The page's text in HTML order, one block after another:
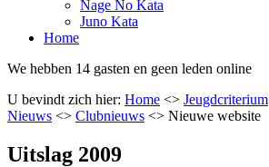
Nage No Kata
Juno Kata
Home
We hebben 14 gasten en geen leden online
U bevindt zich hier: Home <> Jeugdcriterium
Nieuws <> Clubnieuws <> Nieuwe website
Uitslag 2009